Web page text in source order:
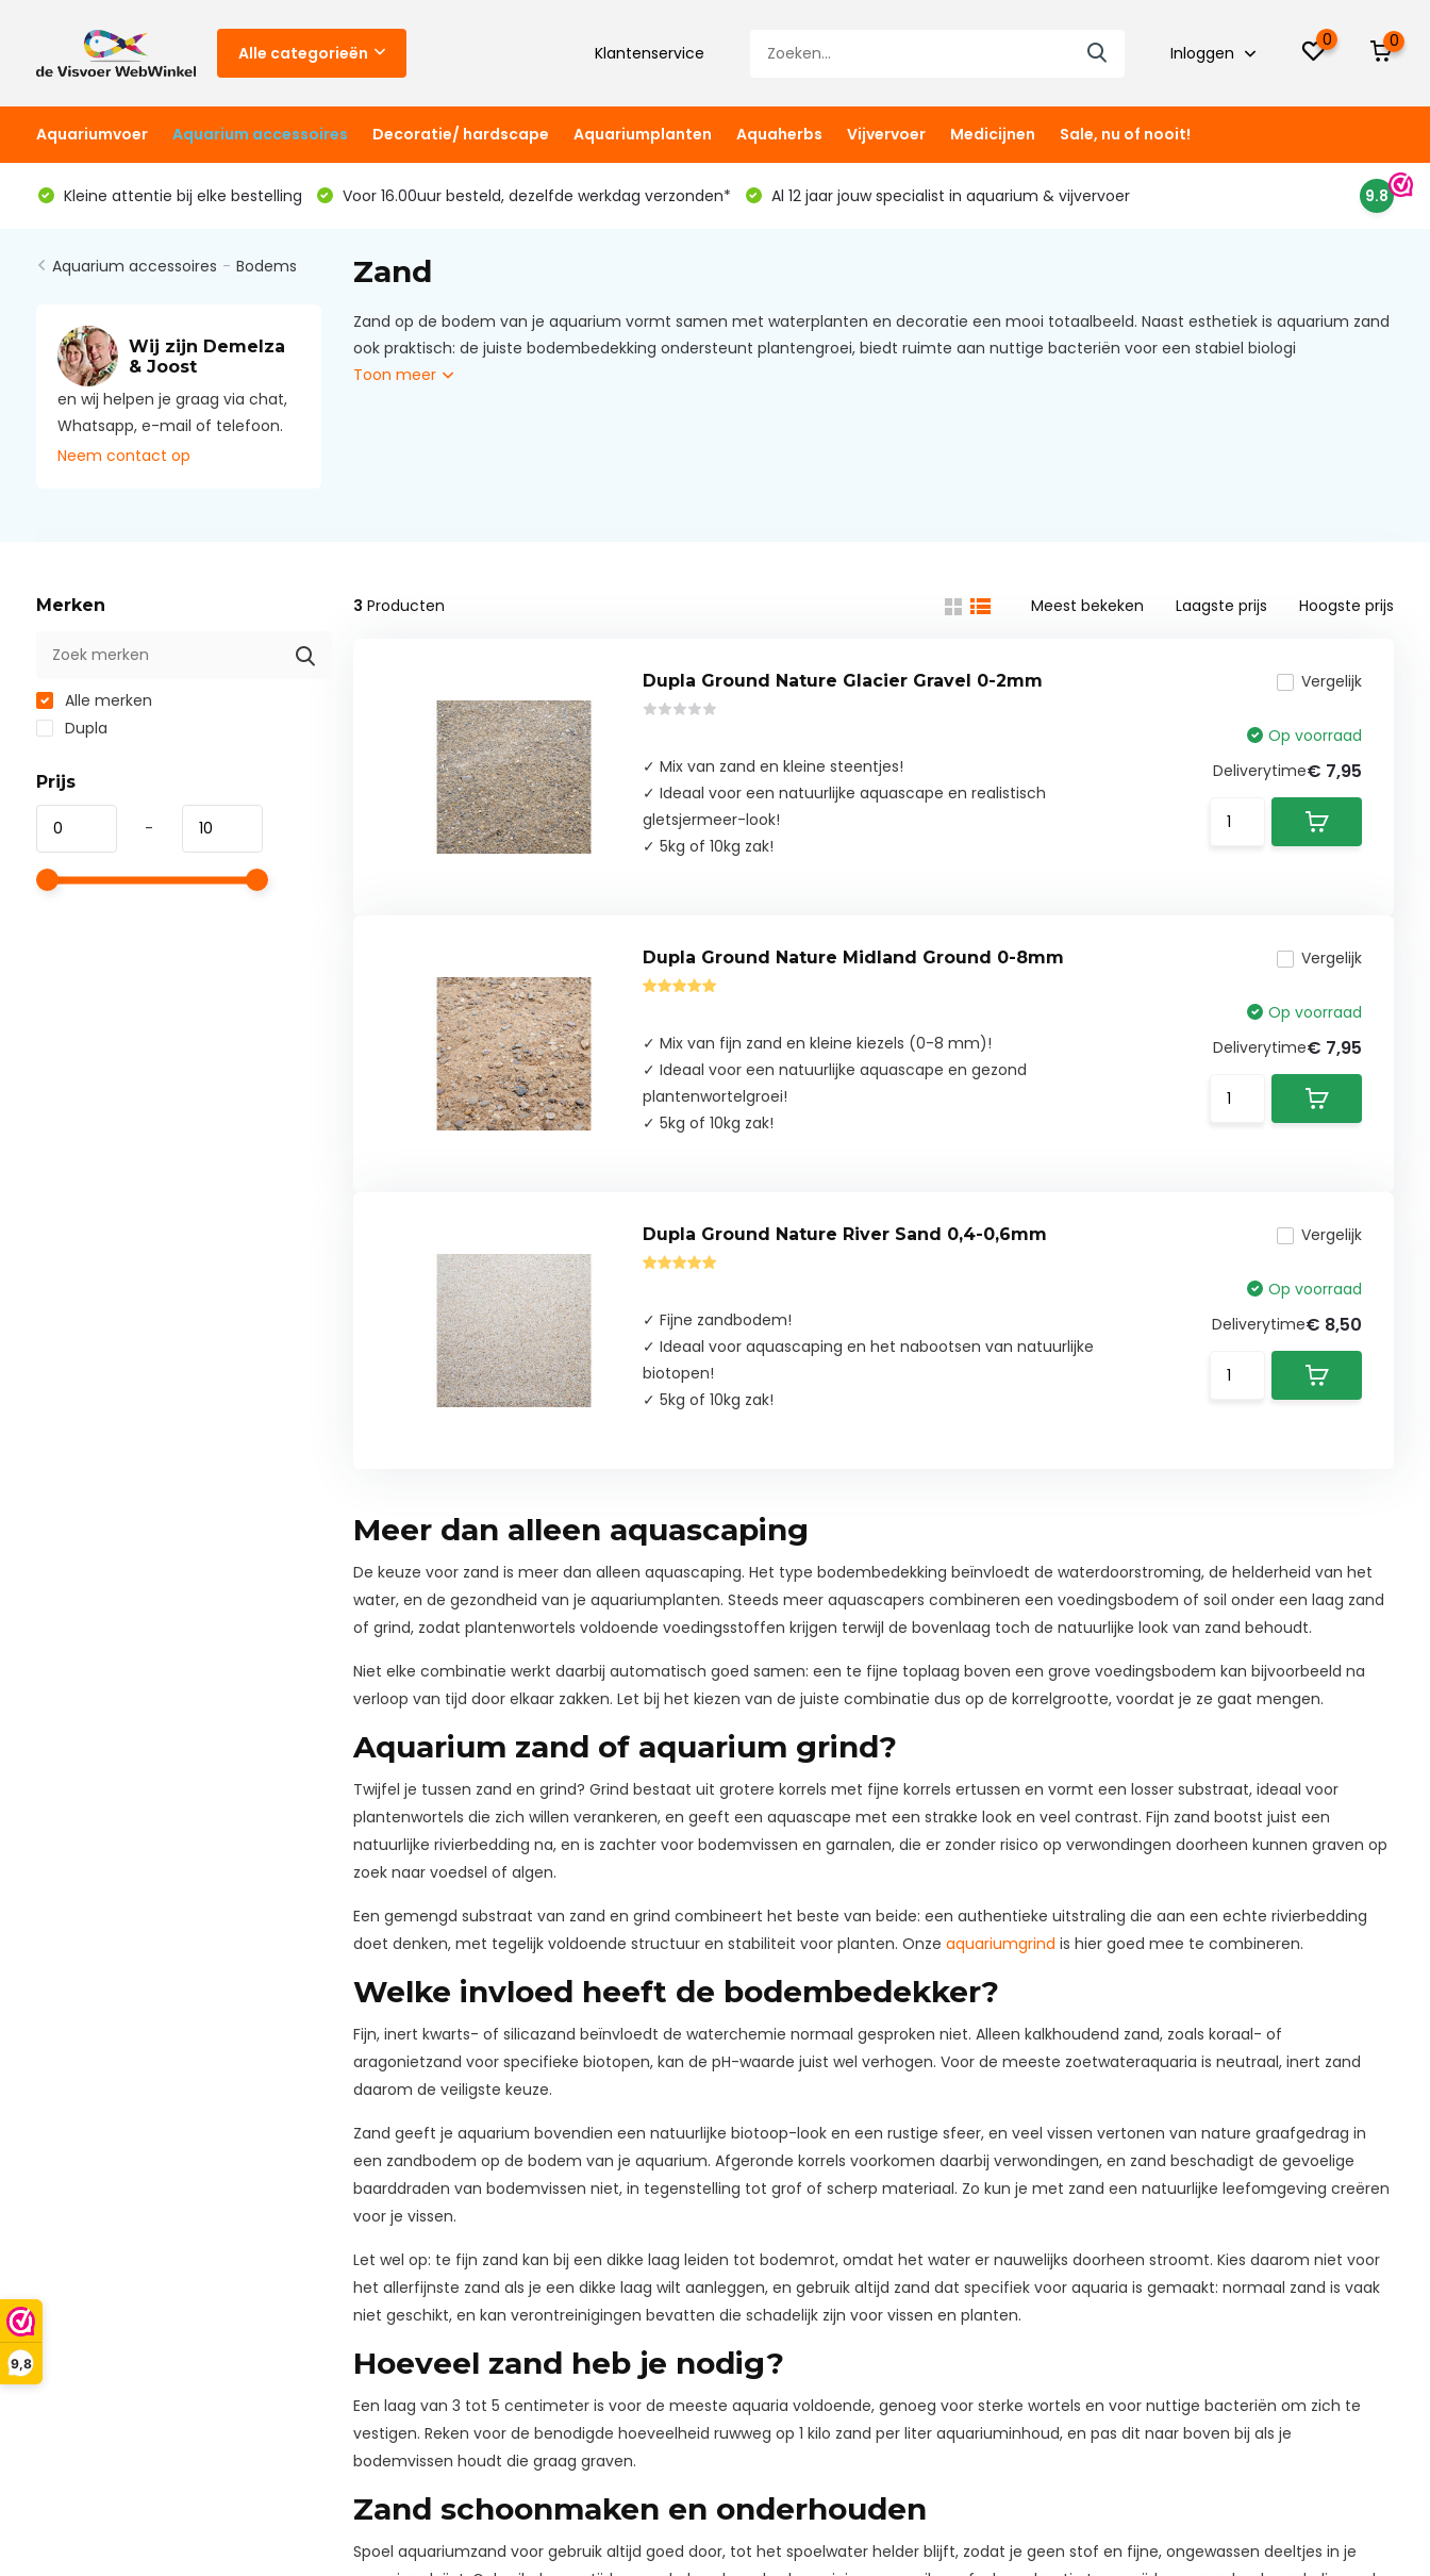
9,8
Alle categorieën Klantenservice Inloggen
0 0
Aquariumvoer Aquarium accessoires Decoratie/ hardscape Aquariumplanten Aquaherbs Vijvervoer Medicijnen Sale, nu of nooit!
Kleine attentie bij elke bestelling Voor 16.00uur besteld, dezelfde werkdag verzonden* Al 12 jaar jouw specialist in aquarium & vijvervoer 9.8
Aquarium accessoires - Bodems
Wij zijn Demelza
& Joost
en wij helpen je graag via chat,
Whatsapp, e-mail of telefoon.
Neem contact op
Zand
Zand op de bodem van je aquarium vormt samen met waterplanten en decoratie een mooi totaalbeeld. Naast esthetiek is aquarium zand
ook praktisch: de juiste bodembedekking ondersteunt plantengroei, biedt ruimte aan nuttige bacteriën voor een stabiel biologi
Toon meer
Merken
Alle merken
Dupla
Prijs
-
3 Producten Meest bekeken Laagste prijs Hoogste prijs
Dupla Ground Nature Glacier Gravel 0-2mm
✓ Mix van zand en kleine steentjes!
✓ Ideaal voor een natuurlijke aquascape en realistisch
gletsjermeer-look!
✓ 5kg of 10kg zak!
Vergelijk
Op voorraad
Deliverytime€ 7,95
Dupla Ground Nature Midland Ground 0-8mm
✓ Mix van fijn zand en kleine kiezels (0-8 mm)!
✓ Ideaal voor een natuurlijke aquascape en gezond
plantenwortelgroei!
✓ 5kg of 10kg zak!
Vergelijk
Op voorraad
Deliverytime€ 7,95
Dupla Ground Nature River Sand 0,4-0,6mm
✓ Fijne zandbodem!
✓ Ideaal voor aquascaping en het nabootsen van natuurlijke
biotopen!
✓ 5kg of 10kg zak!
Vergelijk
Op voorraad
Deliverytime€ 8,50
Meer dan alleen aquascaping
De keuze voor zand is meer dan alleen aquascaping. Het type bodembedekking beïnvloedt de waterdoorstroming, de helderheid van het
water, en de gezondheid van je aquariumplanten. Steeds meer aquascapers combineren een voedingsbodem of soil onder een laag zand
of grind, zodat plantenwortels voldoende voedingsstoffen krijgen terwijl de bovenlaag toch de natuurlijke look van zand behoudt.
Niet elke combinatie werkt daarbij automatisch goed samen: een te fijne toplaag boven een grove voedingsbodem kan bijvoorbeeld na
verloop van tijd door elkaar zakken. Let bij het kiezen van de juiste combinatie dus op de korrelgrootte, voordat je ze gaat mengen.
Aquarium zand of aquarium grind?
Twijfel je tussen zand en grind? Grind bestaat uit grotere korrels met fijne korrels ertussen en vormt een losser substraat, ideaal voor
plantenwortels die zich willen verankeren, en geeft een aquascape met een strakke look en veel contrast. Fijn zand bootst juist een
natuurlijke rivierbedding na, en is zachter voor bodemvissen en garnalen, die er zonder risico op verwondingen doorheen kunnen graven op
zoek naar voedsel of algen.
Een gemengd substraat van zand en grind combineert het beste van beide: een authentieke uitstraling die aan een echte rivierbedding
doet denken, met tegelijk voldoende structuur en stabiliteit voor planten. Onze aquariumgrind is hier goed mee te combineren.
Welke invloed heeft de bodembedekker?
Fijn, inert kwarts- of silicazand beïnvloedt de waterchemie normaal gesproken niet. Alleen kalkhoudend zand, zoals koraal- of
aragonietzand voor specifieke biotopen, kan de pH-waarde juist wel verhogen. Voor de meeste zoetwateraquaria is neutraal, inert zand
daarom de veiligste keuze.
Zand geeft je aquarium bovendien een natuurlijke biotoop-look en een rustige sfeer, en veel vissen vertonen van nature graafgedrag in
een zandbodem op de bodem van je aquarium. Afgeronde korrels voorkomen daarbij verwondingen, en zand beschadigt de gevoelige
baarddraden van bodemvissen niet, in tegenstelling tot grof of scherp materiaal. Zo kun je met zand een natuurlijke leefomgeving creëren
voor je vissen.
Let wel op: te fijn zand kan bij een dikke laag leiden tot bodemrot, omdat het water er nauwelijks doorheen stroomt. Kies daarom niet voor
het allerfijnste zand als je een dikke laag wilt aanleggen, en gebruik altijd zand dat specifiek voor aquaria is gemaakt: normaal zand is vaak
niet geschikt, en kan verontreinigingen bevatten die schadelijk zijn voor vissen en planten.
Hoeveel zand heb je nodig?
Een laag van 3 tot 5 centimeter is voor de meeste aquaria voldoende, genoeg voor sterke wortels en voor nuttige bacteriën om zich te
vestigen. Reken voor de benodigde hoeveelheid ruwweg op 1 kilo zand per liter aquariuminhoud, en pas dit naar boven bij als je
bodemvissen houdt die graag graven.
Zand schoonmaken en onderhouden
Spoel aquariumzand voor gebruik altijd goed door, tot het spoelwater helder blijft, zodat je geen stof en fijne, ongewassen deeltjes in je